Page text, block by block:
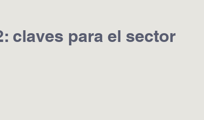
claves para el sector